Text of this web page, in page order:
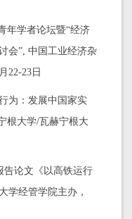
年学者论坛暨“经济
会”, 中国工业经济杂
22-23日
为：发展中国家实
根大学/瓦赫宁根大
告论文《以高铁运行
学经管学院主办，